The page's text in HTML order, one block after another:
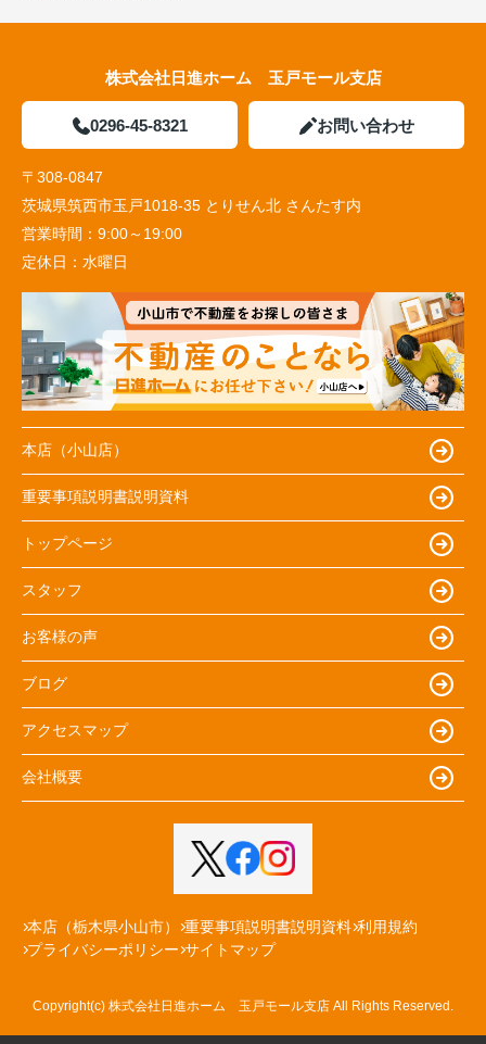
株式会社日進ホーム 玉戸モール支店
0296-45-8321 お問い合わせ
〒308-0847
茨城県筑西市玉戸1018-35 とりせん北 さんたす内
営業時間： 9:00～19:00
定休日： 水曜日
本店（小山店）
重要事項説明書説明資料
トップページ
スタッフ
お客様の声
ブログ
アクセスマップ
会社概要
本店（栃木県小山市） 重要事項説明書説明資料 利用規約
プライバシーポリシー サイトマップ
Copyright(c) 株式会社日進ホーム 玉戸モール支店 All Rights Reserved.